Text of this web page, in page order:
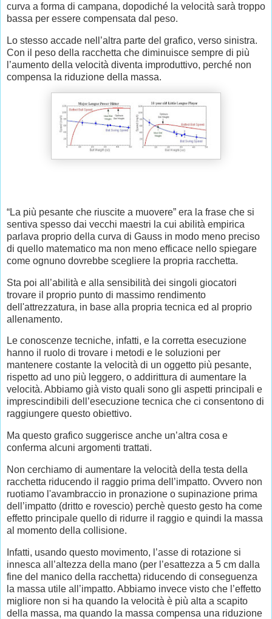
curva a forma di campana, dopodiché la velocità sarà troppo
bassa per essere compensata dal peso.
Lo stesso accade nell’altra parte del grafico, verso sinistra.
Con il peso della racchetta che diminuisce sempre di più
l’aumento della velocità diventa improduttivo, perché non
compensa la riduzione della massa.
“La più pesante che riuscite a muovere” era la frase che si
sentiva spesso dai vecchi maestri la cui abilità empirica
parlava proprio della curva di Gauss in modo meno preciso
di quello matematico ma non meno efficace nello spiegare
come ognuno dovrebbe scegliere la propria racchetta.
Sta poi all’abilità e alla sensibilità dei singoli giocatori
trovare il proprio punto di massimo rendimento
dell'attrezzatura, in base alla propria tecnica ed al proprio
allenamento.
Le conoscenze tecniche, infatti, e la corretta esecuzione
hanno il ruolo di trovare i metodi e le soluzioni per
mantenere costante la velocità di un oggetto più pesante,
rispetto ad uno più leggero, o addirittura di aumentare la
velocità. Abbiamo già visto quali sono gli aspetti principali e
imprescindibili dell’esecuzione tecnica che ci consentono di
raggiungere questo obiettivo.
Ma questo grafico suggerisce anche un’altra cosa e
conferma alcuni argomenti trattati.
Non cerchiamo di aumentare la velocità della testa della
racchetta riducendo il raggio prima dell’impatto. Ovvero non
ruotiamo l'avambraccio in pronazione o supinazione prima
dell’impatto (dritto e rovescio) perchè questo gesto ha come
effetto principale quello di ridurre il raggio e quindi la massa
al momento della collisione.
Infatti, usando questo movimento, l’asse di rotazione si
innesca all’altezza della mano (per l’esattezza a 5 cm dalla
fine del manico della racchetta) riducendo di conseguenza
la massa utile all’impatto. Abbiamo invece visto che l’effetto
migliore non si ha quando la velocità è più alta a scapito
della massa, ma quando la massa compensa una riduzione